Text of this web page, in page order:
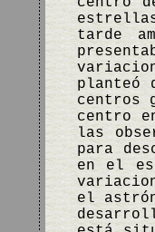
tarde
planteó
centros
centro
las
para
en el
el